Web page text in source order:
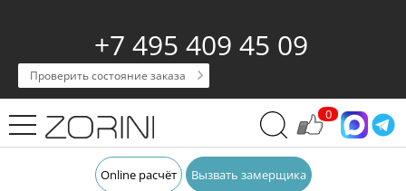
+7 495 409 45 09
Проверить состояние заказа
0
Online расчёт Вызвать замерщика